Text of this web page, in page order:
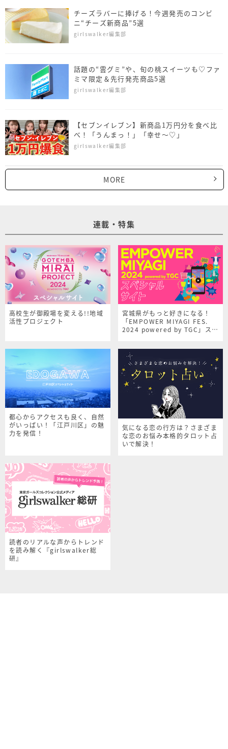
チーズラバーに捧げる！今週発売のコンビ
ニ“チーズ新商品”5選
girlswalker編集部
話題の“雲グミ”や、旬の桃スイーツも♡ファ
ミマ限定＆先行発売商品5選
girlswalker編集部
【セブンイレブン】新商品1万円分を食べ比
べ！「うんまっ！」「幸せ～♡」
girlswalker編集部
MORE
連載・特集
高校生が御殿場を変える!!地域
活性プロジェクト
宮城県がもっと好きになる！
「EMPOWER MIYAGI FES.
2024 powered by TGC」スペ
都心からアクセスも良く、自然
がいっぱい！「江戸川区」の魅
力を発信！
気になる恋の行方は？さまざま
な恋のお悩み本格的タロット占
いで解決！
読者のリアルな声からトレンド
を読み解く『girlswalker総
研』